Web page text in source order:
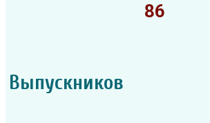
86
Выпускников